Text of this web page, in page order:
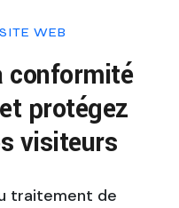
WEB
conformité
protégez
visiteurs
traitement de